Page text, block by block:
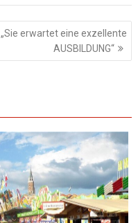
„Sie erwartet eine exzellente
AUSBILDUNG“